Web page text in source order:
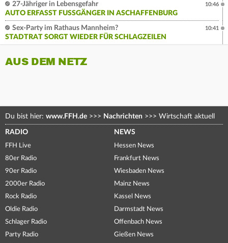
27-Jähriger in Lebensgefahr
AUTO ERFASST FUSSGÄNGER IN ASCHAFFENBURG
10:46
Sex-Party im Rathaus Mannheim?
STADTRAT SORGT WIEDER FÜR SCHLAGZEILEN
10:41
AUS DEM NETZ
Du bist hier: www.FFH.de >>> Nachrichten >>> Wirtschaft aktuell
RADIO
FFH Live
80er Radio
90er Radio
2000er Radio
Rock Radio
Oldie Radio
Schlager Radio
Party Radio
NEWS
Hessen News
Frankfurt News
Wiesbaden News
Mainz News
Kassel News
Darmstadt News
Offenbach News
Gießen News